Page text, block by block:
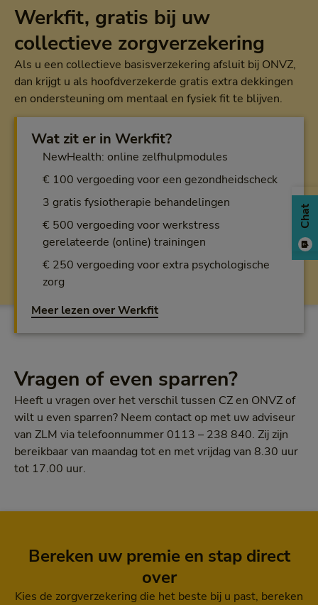
Werkfit, gratis bij uw
collectieve zorgverzekering
Als u een collectieve basisverzekering afsluit bij ONVZ,
dan krijgt u als hoofdverzekerde gratis extra dekkingen
en ondersteuning om mentaal en fysiek fit te blijven.
Wat zit er in Werkfit?
NewHealth: online zelfhulpmodules
€ 100 vergoeding voor een gezondheidscheck
3 gratis fysiotherapie behandelingen
€ 500 vergoeding voor werkstress
gerelateerde (online) trainingen
€ 250 vergoeding voor extra psychologische
zorg
Meer lezen over Werkfit
Vragen of even sparren?
Heeft u vragen over het verschil tussen CZ en ONVZ of
wilt u even sparren? Neem contact op met uw adviseur
van ZLM viatelefoonnummer 0113 – 238 840. Zij zijn
bereikbaar van maandag tot en met vrijdag van 8.30 uur
tot 17.00 uur.
Bereken uw premie en stap direct
over
Kies de zorgverzekering die het beste bij u past, bereken
Chat